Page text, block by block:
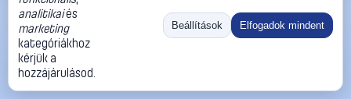
«
Méret:
Rendezés:
©2026
ThermoScope
Cégbemutató
analitikaiés
marketing
kategóriákhoz
kérjük a
hozzájárulásod.
Beállítások Elfogadok mindent